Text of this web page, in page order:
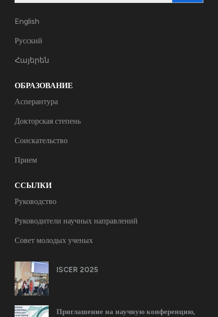
English
Русский
Հայերեն
ОБРАЗОВАНИЕ
Асперантура
Докторская степень
Соискательство
Прием
ССЫЛКИ
Руководство
Руководители научных направлений
Совет молодых ученых
ISCER 2025
Приглашение на научную конференцию,